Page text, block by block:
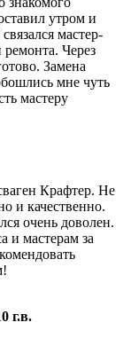
утром и
мастер-
Через
Замена
мне чуть
мастеру
Крафтер. Не
и качественно.
очень доволен.
и мастерам за
г.в.